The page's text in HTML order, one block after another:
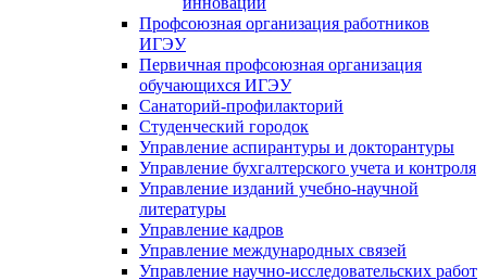
Профсоюзная организация работников
ИГЭУ
Первичная профсоюзная организация
обучающихся ИГЭУ
Санаторий-профилакторий
Студенческий городок
Управление аспирантуры и докторантуры
Управление бухгалтерского учета и контроля
Управление изданий учебно-научной
литературы
Упpавление кадpов
Управление международных связей
Управление научно-исследовательских работ